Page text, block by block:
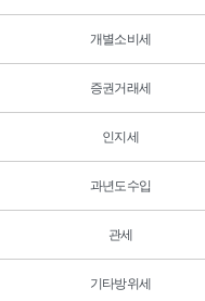
개별소비세
증권거래세
인지세
과년도수입
관세
기타방위세